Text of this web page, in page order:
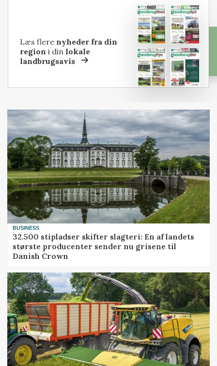
Læs flere nyheder fra din
region i dinlokale
landbrugsavis
BUSINESS
32.500 stipladser skifter slagteri: En af landets
største producenter sender nu grisene til
Danish Crown